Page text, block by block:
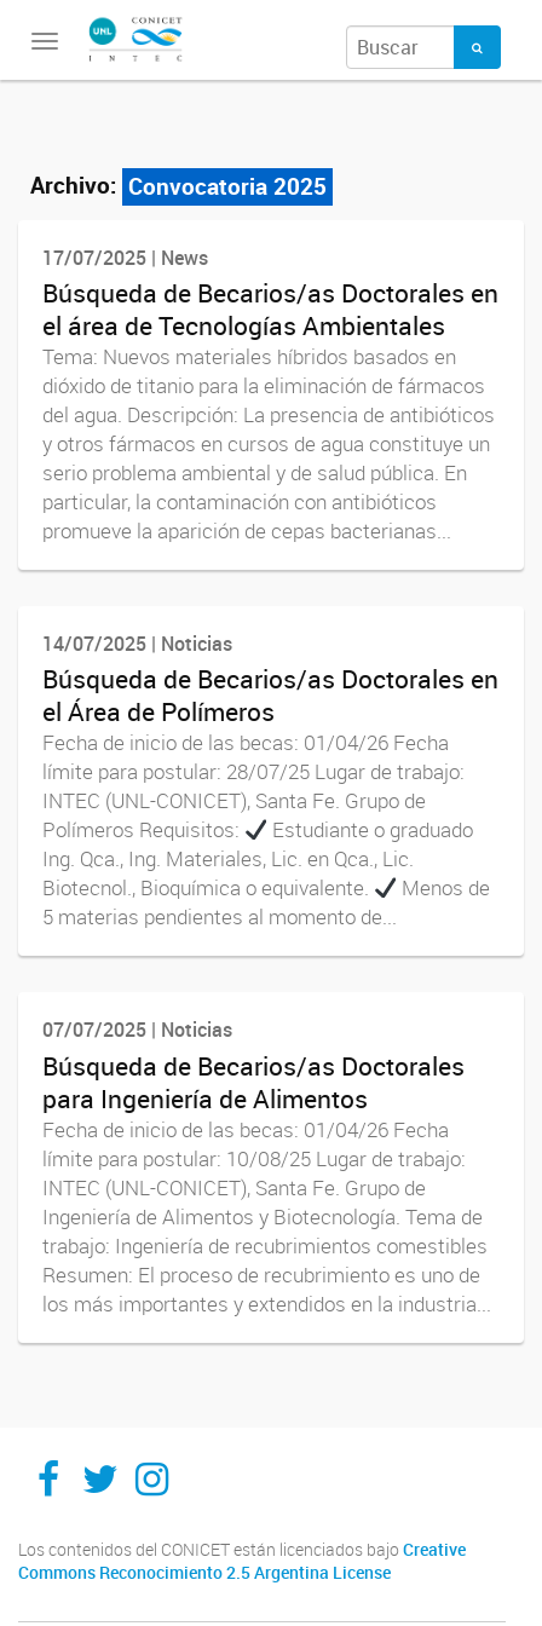
Toggle
Archivo: Convocatoria 2025
17/07/2025 | News
Búsqueda de Becarios/as Doctorales en
el área de Tecnologías Ambientales
Tema: Nuevos materiales híbridos basados en
dióxido de titanio para la eliminación de fármacos
del agua. Descripción: La presencia de antibióticos
y otros fármacos en cursos de agua constituye un
serio problema ambiental y de salud pública. En
particular, la contaminación con antibióticos
promueve la aparición de cepas bacterianas...
14/07/2025 | Noticias
Búsqueda de Becarios/as Doctorales en
el Área de Polímeros
Fecha de inicio de las becas: 01/04/26 Fecha
límite para postular: 28/07/25 Lugar de trabajo:
INTEC (UNL-CONICET), Santa Fe. Grupo de
Polímeros Requisitos:
Estudiante o graduado
Ing. Qca., Ing. Materiales, Lic. en Qca., Lic.
Biotecnol., Bioquímica o equivalente.
Menos de
5 materias pendientes al momento de...
07/07/2025 | Noticias
Búsqueda de Becarios/as Doctorales
para Ingeniería de Alimentos
Fecha de inicio de las becas: 01/04/26 Fecha
límite para postular: 10/08/25 Lugar de trabajo:
INTEC (UNL-CONICET), Santa Fe. Grupo de
Ingeniería de Alimentos y Biotecnología. Tema de
trabajo: Ingeniería de recubrimientos comestibles
Resumen: El proceso de recubrimiento es uno de
los más importantes y extendidos en la industria...
Facebook
TwitterInstagram
Los contenidos del CONICET están licenciados bajo Creative
Commons Reconocimiento 2.5 Argentina License